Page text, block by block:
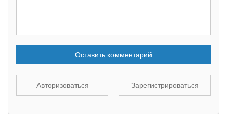
Оставить комментарий
Авторизоваться Зарегистрироваться